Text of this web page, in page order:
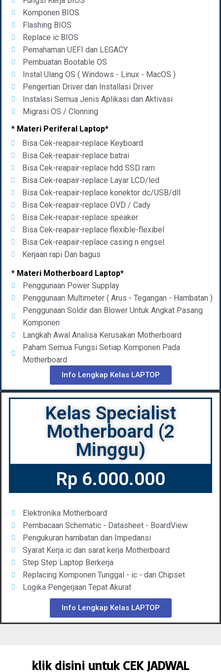
Komponen BIOS
Flashing BIOS
Replace ic BIOS
Pemahaman UEFI dan LEGACY
Pembuatan Bootable OS
Instal Ulang OS ( Windows - Linux - MacOS )
Pengertian Driver dan Installasi Driver
Instalasi Semua Jenis Aplikasi dan Aktivasi
Migrasi OS / Clonning
* Materi Periferal Laptop*
Bisa Cek-reapair-replace Keyboard
Bisa Cek-reapair-replace batrai
Bisa Cek-reapair-replace hdd SSD ram
Bisa Cek-reapair-replace Layar LCD/led
Bisa Cek-reapair-replace konektor dc/USB/dll
Bisa Cek-reapair-replace DVD / Cady
Bisa Cek-reapair-replace speaker
Bisa Cek-reapair-replace flexible-flexibel
Bisa Cek-reapair-replace casing n engsel
Kerjaan rapi Dan bagus
* Materi Motherboard Laptop*
Penggunaan Power Supplay
Penggunaan Multimeter ( Arus - Tegangan - Hambatan )
Penggunaan Soldir dan Blower Untuk Angkat Pasang
Komponen
Langkah Awal Analisa Kerusakan Motherboard
Paham Semua Fungsi Setiap Komponen Pada
Motherboard
Info Lengkap Kelas LAPTOP
Kelas Specialist
Motherboard (2
Minggu)
Rp 6.000.000
Elektronika Motherboard
Pembacaan Schematic - Datasheet - BoardView
Pengukuran hambatan dan Impedansi
Syarat Kerja ic dan sarat kerja Motherboard
Step Step Laptop Berkerja
Replacing Komponen Tunggal - ic - dan Chipset
Logika Pengerjaan Tepat Akurat
Info Lengkap Kelas LAPTOP
klik disini untuk CEK JADWAL